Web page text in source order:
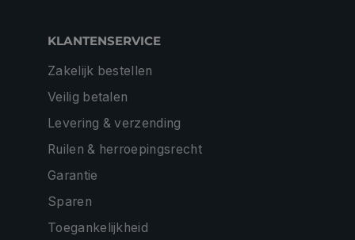
KLANTENSERVICE
Zakelijk bestellen
Veilig betalen
Levering & verzending
Ruilen & herroepingsrecht
Garantie
Sparen
Toegankelijkheid